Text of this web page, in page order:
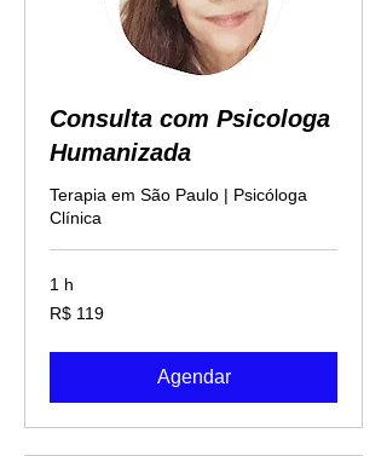
Consulta com Psicologa
Humanizada
Terapia em São Paulo | Psicóloga
Clínica
1 h
119
Reais
R$ 119
Agendar